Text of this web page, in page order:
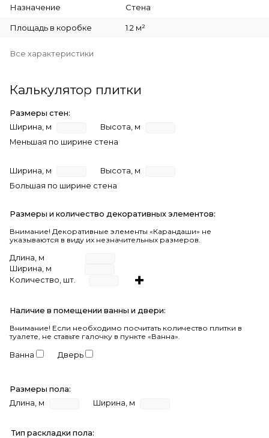
Назначение Стена
Площадь в коробке 1.2 м²
Все характеристики
Калькулятор плитки
Размеры стен:
Ширина, м
Высота, м
Меньшая по ширине стена
Ширина, м
Высота, м
Большая по ширине стена
Размеры и количество декоративных элементов:
Внимание! Декоративные элементы «Карандаши» не
указываются в виду их незначительных размеров.
Длина, м
Ширина, м
Количество, шт.
Наличие в помещении ванны и двери:
Внимание! Если необходимо посчитать количество плитки в
туалете, не ставьте галочку в пункте «Ванна».
Ванна Дверь
Размеры пола:
Длина, м
Ширина, м
Тип раскладки пола: